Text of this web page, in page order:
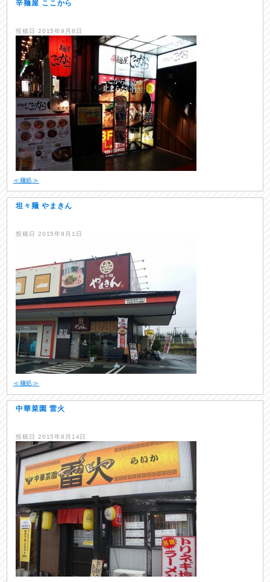
辛麺屋 ここから
投稿日 2015年9月8日
≪麺処≫
坦々麺 やまきん
投稿日 2015年9月1日
≪麺処≫
中華菜園 雷火
投稿日 2015年8月14日